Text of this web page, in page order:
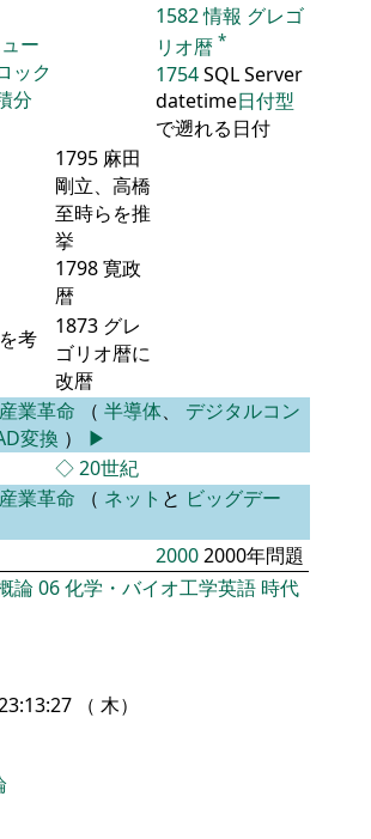
ー
ック
分
1582情報 グレゴ
リオ暦 *
1754SQL Server
datetime日付型
で遡れる日付
1795 麻田
剛立、高橋
至時らを推
挙
1798 寛政
暦
考
1873 グレ
ゴリオ暦に
改暦
業革命 （ 半導体、 デジタルコン
変換 ） ▶
◇20世紀
業革命 （ ネット と ビッグデー
20002000年問題
論06化学・バイオ工学英語 時代
（ 木）